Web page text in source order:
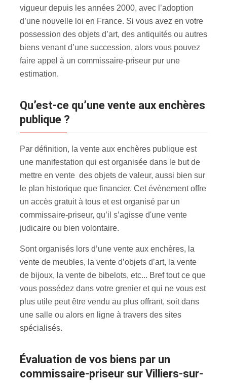
vigueur depuis les années 2000, avec l’adoption
d’une nouvelle loi en France. Si vous avez en votre
possession des objets d’art, des antiquités ou autres
biens venant d’une succession, alors vous pouvez
faire appel à un commissaire-priseur pur une
estimation.
Qu’est-ce qu’une vente aux enchères
publique ?
Par définition, la vente aux enchères publique est
une manifestation qui est organisée dans le but de
mettre en vente des objets de valeur, aussi bien sur
le plan historique que financier. Cet évènement offre
un accès gratuit à tous et est organisé par un
commissaire-priseur, qu’il s’agisse d'une vente
judicaire ou bien volontaire.
Sont organisés lors d’une vente aux enchères, la
vente de meubles, la vente d’objets d’art, la vente
de bijoux, la vente de bibelots, etc... Bref tout ce que
vous possédez dans votre grenier et qui ne vous est
plus utile peut être vendu au plus offrant, soit dans
une salle ou alors en ligne à travers des sites
spécialisés.
évaluation de vos biens par un
commissaire-priseur sur Villiers-sur-